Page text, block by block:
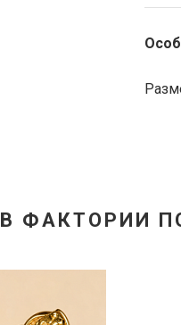
В ФАКТОРИИ